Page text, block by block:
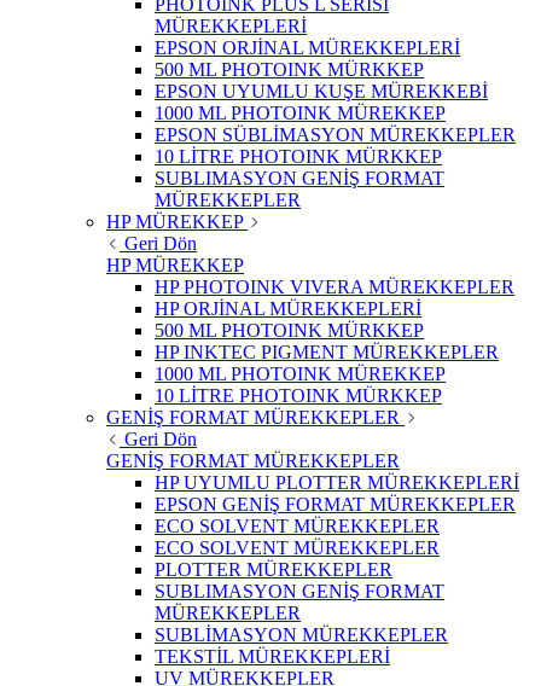
PHOTOINK PLUS L SERİSİ
MÜREKKEPLERİ
EPSON ORJİNAL MÜREKKEPLERİ
500 ML PHOTOINK MÜRKKEP
EPSON UYUMLU KUŞE MÜREKKEBİ
1000 ML PHOTOINK MÜREKKEP
EPSON SÜBLİMASYON MÜREKKEPLER
10 LİTRE PHOTOINK MÜRKKEP
SUBLIMASYON GENİŞ FORMAT
MÜREKKEPLER
HP MÜREKKEP
Geri Dön
HP MÜREKKEP
HP PHOTOINK VIVERA MÜREKKEPLER
HP ORJİNAL MÜREKKEPLERİ
500 ML PHOTOINK MÜRKKEP
HP INKTEC PIGMENT MÜREKKEPLER
1000 ML PHOTOINK MÜREKKEP
10 LİTRE PHOTOINK MÜRKKEP
GENİŞ FORMAT MÜREKKEPLER
Geri Dön
GENİŞ FORMAT MÜREKKEPLER
HP UYUMLU PLOTTER MÜREKKEPLERİ
EPSON GENİŞ FORMAT MÜREKKEPLER
ECO SOLVENT MÜREKKEPLER
ECO SOLVENT MÜREKKEPLER
PLOTTER MÜREKKEPLER
SUBLIMASYON GENİŞ FORMAT
MÜREKKEPLER
SUBLİMASYON MÜREKKEPLER
TEKSTİL MÜREKKEPLERİ
UV MÜREKKEPLER